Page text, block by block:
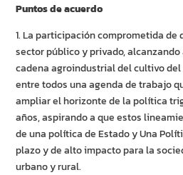
Puntos de acuerdo
1. La participación comprometida
sector público y privado,
cadena agroindustrial del cultivo
entre todos una agenda de trabajo
ampliar el horizonte de la política
años, aspirando a que estos
de una política de Estado y Una
plazo y de alto impacto para la
urbano y rural.